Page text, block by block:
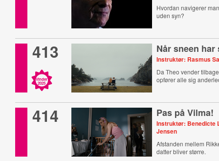
Hvordan navigerer
uden syn?
413
Vinder
2025
Når sneen har
Instruktør: Rasmus
Da Theo vender
opfører alle sig
414 Pas på Vilma!
Instruktør: Benedicte
Jensen
Afstanden mellem
datter bliver større.